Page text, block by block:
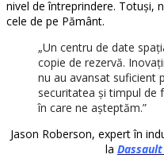
nivel de întreprindere. Totuși,
cele de pe Pământ.
„Un centru de date
copie de rezervă. I
nu au avansat suficient
securitatea și timpul de
în care ne așteptăm.”
Jason Roberson, expert în
la